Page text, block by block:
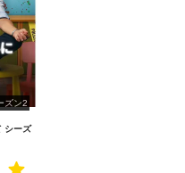
ズン2
シーズ